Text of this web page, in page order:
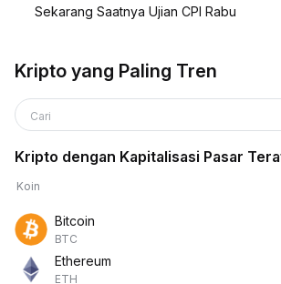
Sekarang Saatnya Ujian CPI Rabu
Kripto yang Paling Tren
Cari
Kripto dengan Kapitalisasi Pasar
Koin
Bitcoin
BTC
Ethereum
ETH